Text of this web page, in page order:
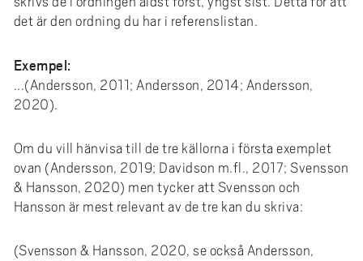
det är den ordning du har i referenslistan.
Exempel:
...(Andersson, 2011; Andersson, 2014; Andersson,
2020).
Om du vill hänvisa till de tre källorna i första exemplet
ovan (Andersson, 2019; Davidson m.fl., 2017; Svensson
& Hansson, 2020) men tycker att Svensson och
Hansson är mest relevant av de tre kan du skriva:
(Svensson & Hansson, 2020, se också Andersson,